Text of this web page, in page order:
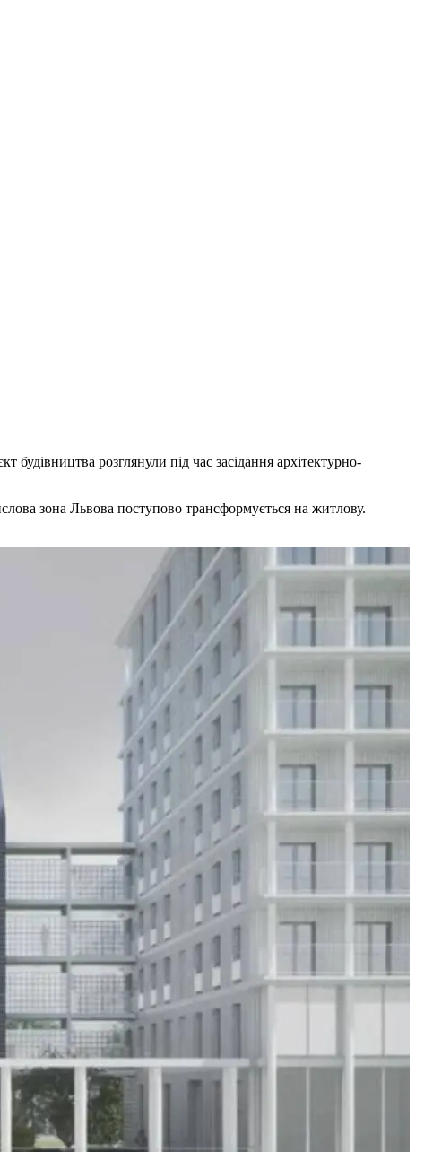
розглянули під час засідання архітектурно-
зона Львова поступово трансформується на житлову.